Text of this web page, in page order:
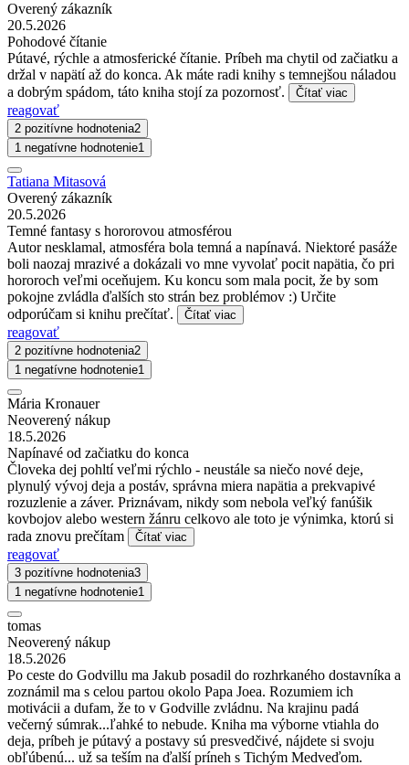
Overený zákazník
20.5.2026
Pohodové čítanie
Pútavé, rýchle a atmosferické čítanie. Príbeh ma chytil od začiatku a
držal v napätí až do konca. Ak máte radi knihy s temnejšou náladou
a dobrým spádom, táto kniha stojí za pozornosť.
Čítať viac
reagovať
2 pozitívne hodnotenia2
1 negatívne hodnotenie1
Tatiana Mitasová
Overený zákazník
20.5.2026
Temné fantasy s hororovou atmosférou
Autor nesklamal, atmosféra bola temná a napínavá. Niektoré pasáže
boli naozaj mrazivé a dokázali vo mne vyvolať pocit napätia, čo pri
hororoch veľmi oceňujem. Ku koncu som mala pocit, že by som
pokojne zvládla ďalších sto strán bez problémov :) Určite
odporúčam si knihu prečítať.
Čítať viac
reagovať
2 pozitívne hodnotenia2
1 negatívne hodnotenie1
Mária Kronauer
Neoverený nákup
18.5.2026
Napínavé od začiatku do konca
Človeka dej pohltí veľmi rýchlo - neustále sa niečo nové deje,
plynulý vývoj deja a postáv, správna miera napätia a prekvapivé
rozuzlenie a záver. Priznávam, nikdy som nebola veľký fanúšik
kovbojov alebo western žánru celkovo ale toto je výnimka, ktorú si
rada znovu prečítam
Čítať viac
reagovať
3 pozitívne hodnotenia3
1 negatívne hodnotenie1
tomas
Neoverený nákup
18.5.2026
Po ceste do Godvillu ma Jakub posadil do rozhrkaného dostavníka a
zoznámil ma s celou partou okolo Papa Joea. Rozumiem ich
motivácii a dufam, že to v Godville zvládnu. Na krajinu padá
večerný súmrak...ľahké to nebude. Kniha ma výborne vtiahla do
deja, príbeh je pútavý a postavy sú presvedčivé, nájdete si svoju
obľúbenú... už sa teším na ďalší príneh s Tichým Medveďom.